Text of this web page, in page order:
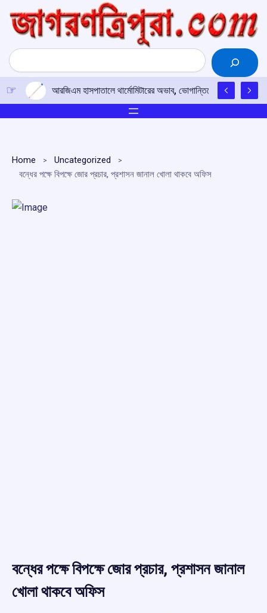
content
Search
আরজিএম হাসপাতালে থার্মোমিটারের অভাব, ভোগান্তিতে জ্বরাক্রান্ত
Home
Uncategorized
বন্ধের পক্ষে বিপক্ষে জোর প্রচার, প্রশাসন জানাল খোলা থাকবে অফিস
বন্ধের পক্ষে বিপক্ষে জোর প্রচার, প্রশাসন জানাল
খোলা থাকবে অফিস